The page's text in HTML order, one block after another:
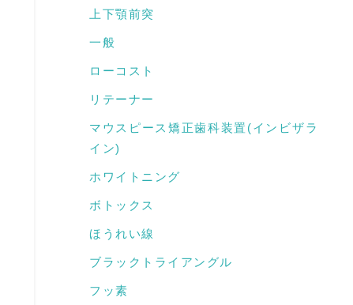
上下顎前突
一般
ローコスト
リテーナー
マウスピース矯正歯科装置(インビザラ
イン)
ホワイトニング
ボトックス
ほうれい線
ブラックトライアングル
フッ素